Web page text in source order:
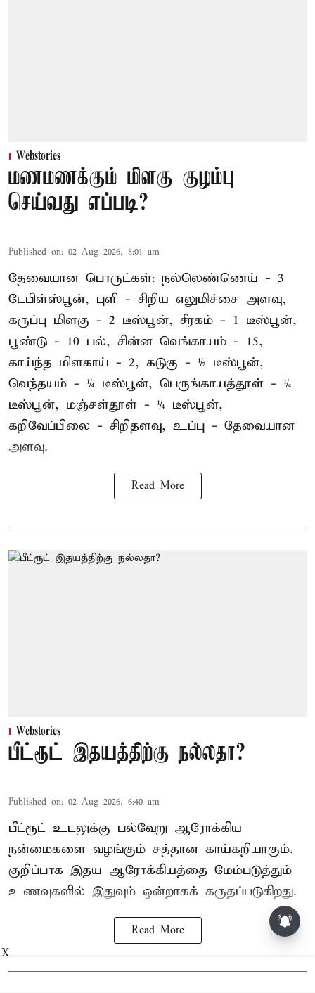
Webstories
மணமணக்கும் மிளகு குழம்பு
செய்வது எப்படி?
Published on: 02 Aug 2026, 8:01 am
தேவையான பொருட்கள்: நல்லெண்ணெய் - 3
டேபிள்ஸ்பூன், புளி - சிறிய எலுமிச்சை அளவு,
கருப்பு மிளகு - 2 டீஸ்பூன், சீரகம் - 1 டீஸ்பூன்,
பூண்டு - 10 பல், சின்ன வெங்காயம் - 15,
காய்ந்த மிளகாய் - 2, கடுகு - ½ டீஸ்பூன்,
வெந்தயம் - ¼ டீஸ்பூன், பெருங்காயத்தூள் - ¼
டீஸ்பூன், மஞ்சள்தூள் - ¼ டீஸ்பூன்,
கறிவேப்பிலை - சிறிதளவு, உப்பு - தேவையான
அளவு.
Read More
Webstories
பீட்ரூட் இதயத்திற்கு நல்லதா?
Published on: 02 Aug 2026, 6:40 am
பீட்ரூட் உடலுக்கு பல்வேறு ஆரோக்கிய
நன்மைகளை வழங்கும் சத்தான காய்கறியாகும்.
குறிப்பாக இதய ஆரோக்கியத்தை மேம்படுத்தும்
உணவுகளில் இதுவும் ஒன்றாகக் கருதப்படுகிறது.
Read More
X